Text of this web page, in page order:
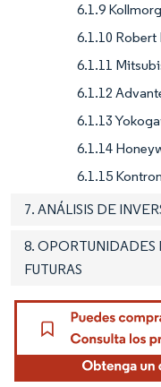
6.1.9
6.1.10 Robert
6.1.11
6.1.12
6.1.13
6.1.14
6.1.15
7. ANÁLISIS DE
8.
FUTURAS